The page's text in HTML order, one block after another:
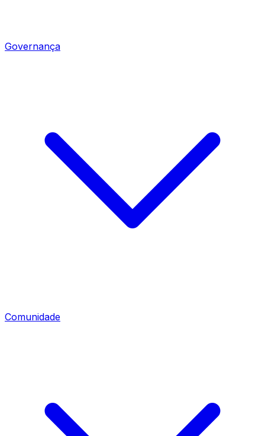
Governança
Comunidade